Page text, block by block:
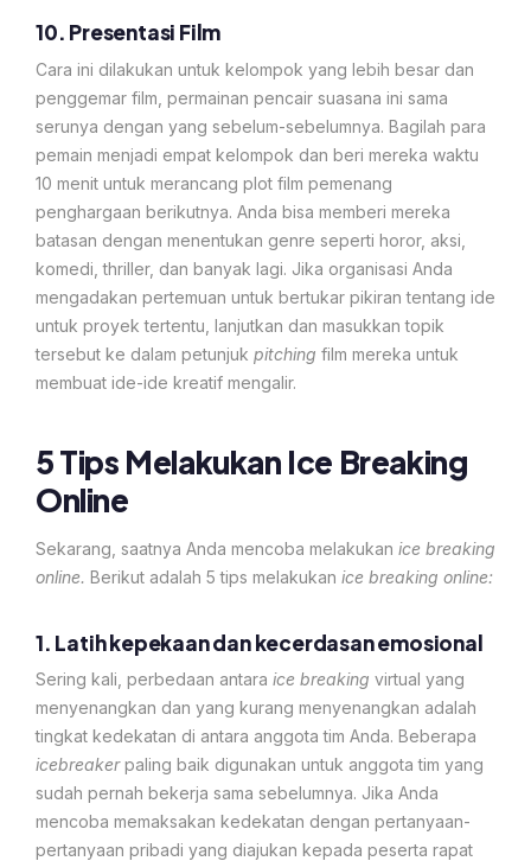
10. Presentasi Film
Cara ini dilakukan untuk kelompok yang lebih besar dan
penggemar film, permainan pencair suasana ini sama
serunya dengan yang sebelum-sebelumnya. Bagilah para
pemain menjadi empat kelompok dan beri mereka waktu
10 menit untuk merancang plot film pemenang
penghargaan berikutnya. Anda bisa memberi mereka
batasan dengan menentukan genre seperti horor, aksi,
komedi, thriller, dan banyak lagi. Jika organisasi Anda
mengadakan pertemuan untuk bertukar pikiran tentang ide
untuk proyek tertentu, lanjutkan dan masukkan topik
tersebut ke dalam petunjuk pitching film mereka untuk
membuat ide-ide kreatif mengalir.
5 Tips Melakukan Ice Breaking
Online
Sekarang, saatnya Anda mencoba melakukan ice breaking
online. Berikut adalah 5 tips melakukan ice breaking online:
1. Latih kepekaan dan kecerdasan emosional
Sering kali, perbedaan antara ice breaking virtual yang
menyenangkan dan yang kurang menyenangkan adalah
tingkat kedekatan di antara anggota tim Anda. Beberapa
icebreakerpaling baik digunakan untuk anggota tim yang
sudah pernah bekerja sama sebelumnya. Jika Anda
mencoba memaksakan kedekatan dengan pertanyaan-
pertanyaan pribadi yang diajukan kepada peserta rapat